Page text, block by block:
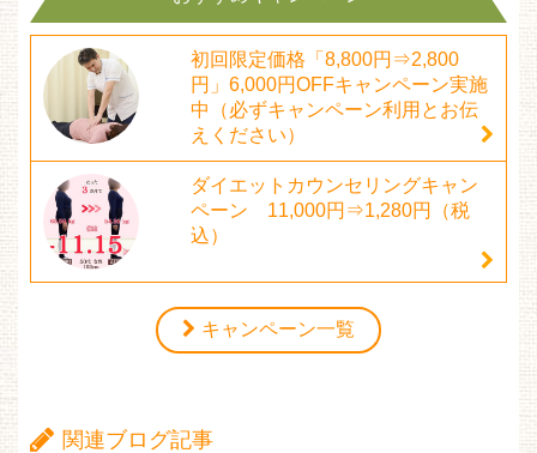
初回限定価格「8,800円⇒2,800
円」6,000円OFFキャンペーン実施
中（必ずキャンペーン利用とお伝
えください）
ダイエットカウンセリングキャン
ペーン 11,000円⇒1,280円（税
込）
キャンペーン一覧
関連ブログ記事